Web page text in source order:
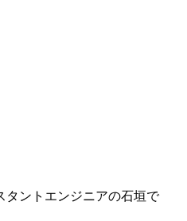
タントエンジニアの石垣で